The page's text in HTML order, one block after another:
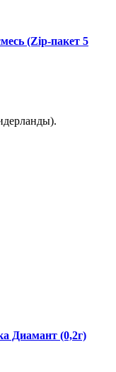
(Zip-пакет 5
Диамант (0,2г)